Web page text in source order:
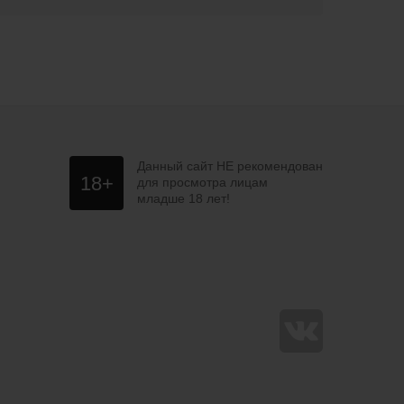
18+
Данный сайт НЕ рекомендован
для просмотра лицам
младше 18 лет!